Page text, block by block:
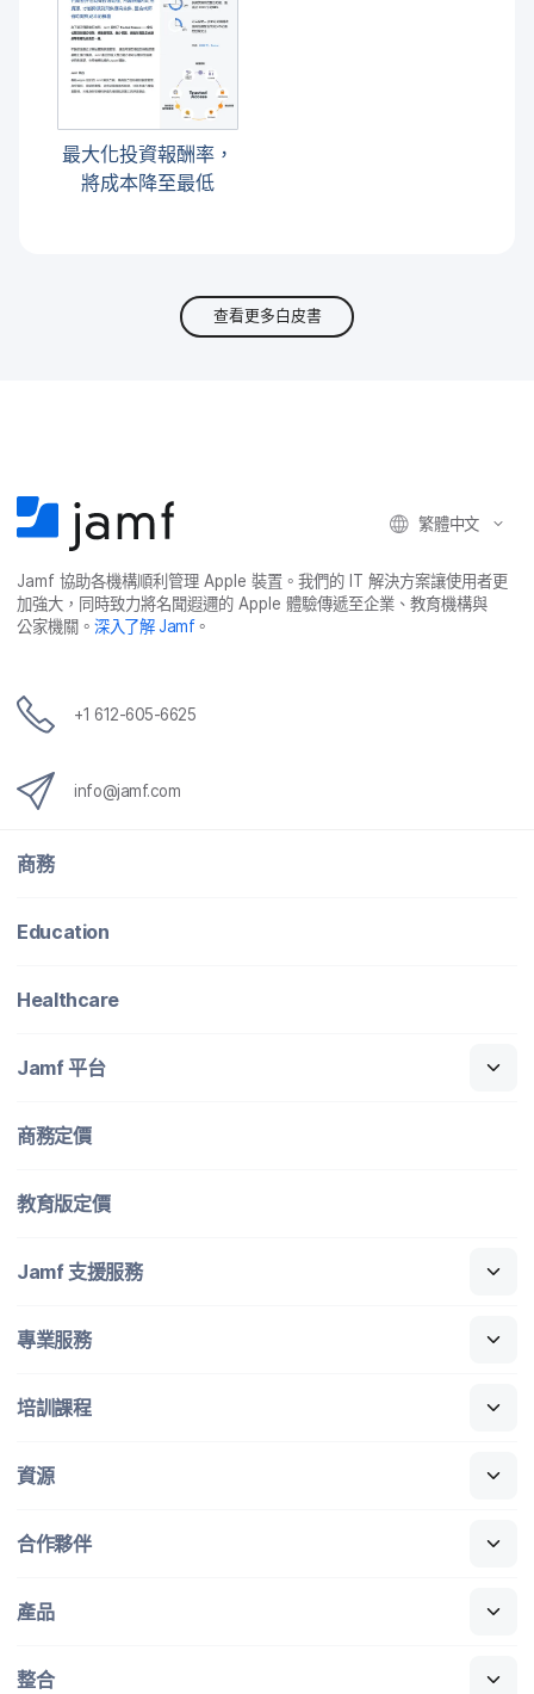
最​大化​投資​報​酬率，​
將​成本​降​至​最​低
查看更多白皮書
繁體​中文
Jamf協助​各​機構​順利​管理 Apple裝置。​我們​的 IT解決​方案​讓​使用​者​更​
加強​大，​同時​致力​將​名聞​遐邇​的 Apple體驗​傳遞​至​企業、​教育​機構​與​
公家​機關。深入​了​解Jamf。
+1 612-605-6625
info@jamf.com
商務
Education
Healthcare
Jamf平​台
商務定​價
教育版定​價
Jamf 支援​服務
專業​服務
培訓​課程
資源
合作​夥伴
產品
整合